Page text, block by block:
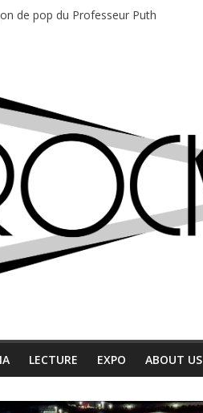
de pop du Professeur Puth
: entre bière, métal et tatouages
LECTURE EXPO ABOUT US